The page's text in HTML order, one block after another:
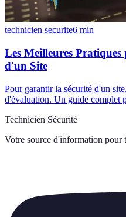
technicien securite6 min
Les Meilleures
d'un Site
Pour garantir la sécurité d'un
d'évaluation. Un guide complet
Technicien Sécurité
Votre source d'information pour